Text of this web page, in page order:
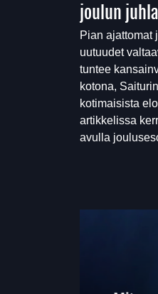
joulun
Pian ajattomat
uutuudet
tuntee
kotona,
kotimaisista
artikkelissa
avulla